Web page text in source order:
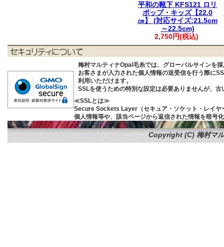
平和の靴下 KFS121 ロリ
ポップ・キッズ【22.0
㎝】 (対応サイズ:21.5cm
～22.5cm)
2,750円(税込)
梅村マルティナOpal毛糸では、グローバルサインを
お客さまが入力された個人情報の送受信を行う際に
利用いただけます。
SSLを使うための特別な設定は必要ありませんが、
≪SSLとは≫
Secure Sockets Layer（セキュア・ソケット・レイヤ
個人情報等や、該当ページから返信された情報を暗号
Copyright (C) 梅村マ